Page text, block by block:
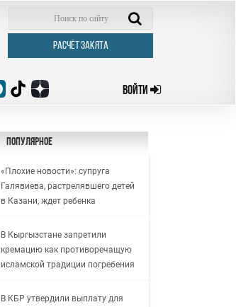
РАСЧЁТ ЗАКЯТА
ВОЙТИ
Популярное
«Плохие новости»: супруга
Галявиева, растрелявшего детей
в Казани, ждет ребенка
В Кыргызстане запретили
кремацию как противоречащую
исламской традиции погребения
В КБР утвердили выплату для